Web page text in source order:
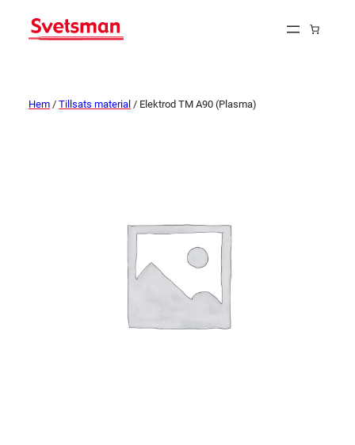
Hem / Tillsats material / Elektrod TM A90 (Plasma)